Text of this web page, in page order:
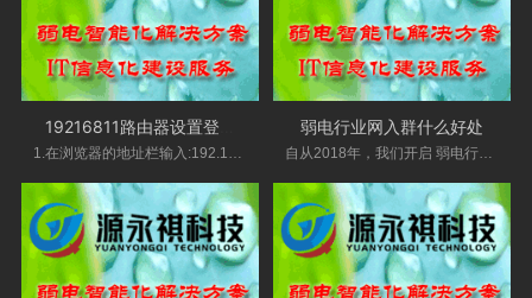
1.在浏览器的地址栏输入:192.168.16.1，按回车键-
弱电行业网入群什么好处
自从2018年，我们开启 弱电行业 网VIP技术交流群